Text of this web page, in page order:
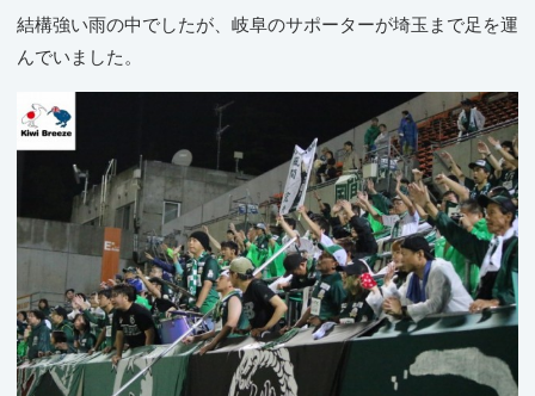
結構強い雨の中でしたが、岐阜のサポーターが埼玉まで足を運
んでいました。